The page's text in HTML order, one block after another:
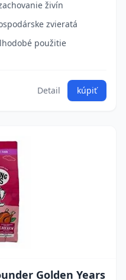
živín
zvieratá
použitie
Detail kúpiť
Golden Years